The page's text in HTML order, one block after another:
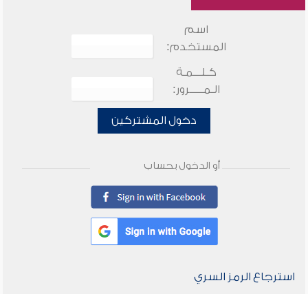
اسم
المستخدم:
كـلـــمـة
الـمـــــرور:
دخول المشتركين
أو الدخول بحساب
استرجاع الرمز السري